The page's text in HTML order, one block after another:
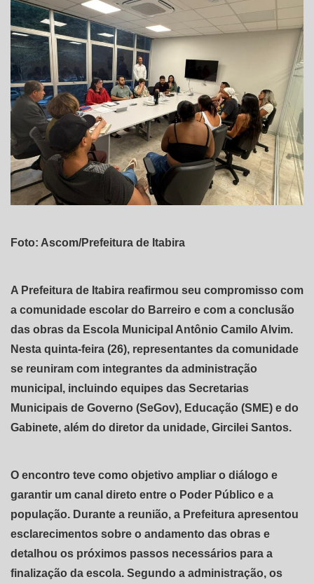
Foto: Ascom/Prefeitura de Itabira
A Prefeitura de Itabira reafirmou seu compromisso com
a comunidade escolar do Barreiro e com a conclusão
das obras da Escola Municipal Antônio Camilo Alvim.
Nesta quinta-feira (26), representantes da comunidade
se reuniram com integrantes da administração
municipal, incluindo equipes das Secretarias
Municipais de Governo (SeGov), Educação (SME) e do
Gabinete, além do diretor da unidade, Gircilei Santos.
O encontro teve como objetivo ampliar o diálogo e
garantir um canal direto entre o Poder Público e a
população. Durante a reunião, a Prefeitura apresentou
esclarecimentos sobre o andamento das obras e
detalhou os próximos passos necessários para a
finalização da escola. Segundo a administração, os